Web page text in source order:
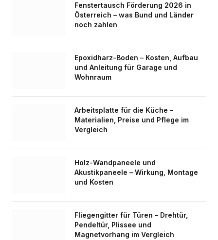
Fenstertausch Förderung 2026 in
Österreich – was Bund und Länder
noch zahlen
Epoxidharz-Boden – Kosten, Aufbau
und Anleitung für Garage und
Wohnraum
Arbeitsplatte für die Küche –
Materialien, Preise und Pflege im
Vergleich
Holz-Wandpaneele und
Akustikpaneele – Wirkung, Montage
und Kosten
Fliegengitter für Türen – Drehtür,
Pendeltür, Plissee und
Magnetvorhang im Vergleich